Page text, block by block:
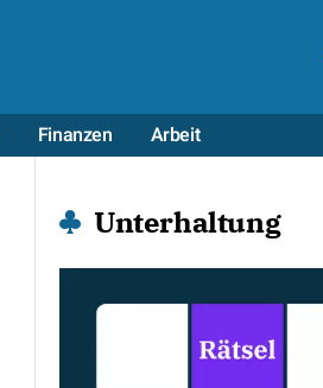
Finanzen Arbeit
Unterhaltung